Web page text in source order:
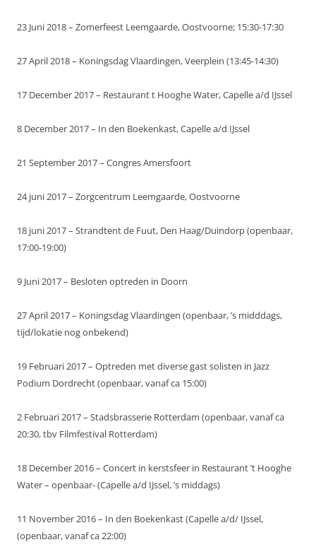
23 Juni 2018 – Zomerfeest Leemgaarde, Oostvoorne; 15:30-17:30
27 April 2018 – Koningsdag Vlaardingen, Veerplein (13:45-14:30)
17 December 2017 – Restaurant t Hooghe Water, Capelle a/d IJssel
8 December 2017 – In den Boekenkast, Capelle a/d IJssel
21 September 2017 – Congres Amersfoort
24 juni 2017 – Zorgcentrum Leemgaarde, Oostvoorne
18 juni 2017 – Strandtent de Fuut, Den Haag/Duindorp (openbaar,
17:00-19:00)
9 Juni 2017 – Besloten optreden in Doorn
27 April 2017 – Koningsdag Vlaardingen (openbaar, ’s midddags,
tijd/lokatie nog onbekend)
19 Februari 2017 – Optreden met diverse gast solisten in Jazz
Podium Dordrecht (openbaar, vanaf ca 15:00)
2 Februari 2017 – Stadsbrasserie Rotterdam (openbaar, vanaf ca
20:30, tbv Filmfestival Rotterdam)
18 December 2016 – Concert in kerstsfeer in Restaurant ’t Hooghe
Water – openbaar- (Capelle a/d IJssel, ’s middags)
11 November 2016 – In den Boekenkast (Capelle a/d/ IJssel,
(openbaar, vanaf ca 22:00)